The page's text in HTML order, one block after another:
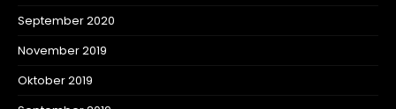
September 2020
November 2019
Oktober 2019